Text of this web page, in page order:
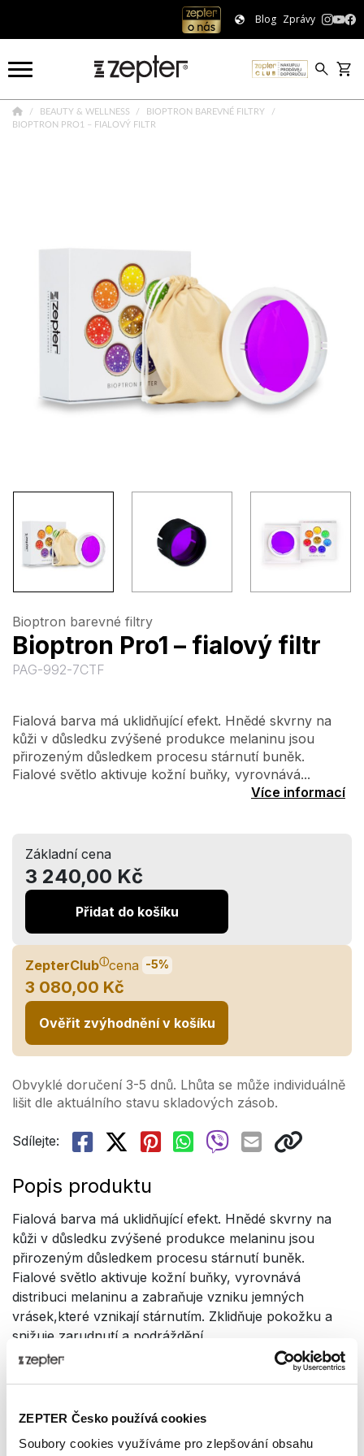
ZEPTER Česko používá cookies
Soubory cookies využíváme pro zlepšování obsahu
Blog Zprávy
BEAUTY & WELLNESS
BIOPTRON BAREVNÉ FILTRY
BIOPTRON PRO1 – FIALOVÝ FILTR
Bioptron barevné filtry
Bioptron Pro1 – fialový filtr
PAG-992-7CTF
Fialová barva má uklidňující efekt. Hnědé skvrny na
kůži v důsledku zvýšené produkce melaninu jsou
přirozeným důsledkem procesu stárnutí buněk.
Fialové světlo aktivuje kožní buňky, vyrovnává...
Více informací
Základní cena
3 240,00 Kč
Přidat do košíku
ZepterClubⓘcena -5%
3 080,00 Kč
Ověřit zvýhodnění v košíku
Obvyklé doručení 3-5 dnů. Lhůta se může individuálně
lišit dle aktuálního stavu skladových zásob.
Sdílejte:
Popis produktu
Fialová barva má uklidňující efekt. Hnědé skvrny na
kůži v důsledku zvýšené produkce melaninu jsou
přirozeným důsledkem procesu stárnutí buněk.
Fialové světlo aktivuje kožní buňky, vyrovnává
distribuci melaninu a zabraňuje vzniku jemných
vrásek,které vznikají stárnutím. Zklidňuje pokožku a
snižuje zarudnutí a podráždění.
Více o produktu
působí stimulačně na korunní čakru.
Upozorňujeme, že barevný filtr nemůže nahradit